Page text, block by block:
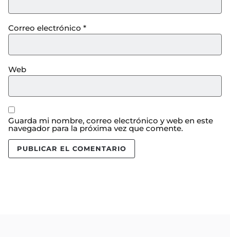
Correo electrónico *
Web
Guarda mi nombre, correo electrónico y web en este
navegador para la próxima vez que comente.